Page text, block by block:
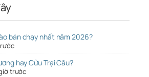
bán chạy nhất năm 2026?
hay Cửu Trại Câu?
trước